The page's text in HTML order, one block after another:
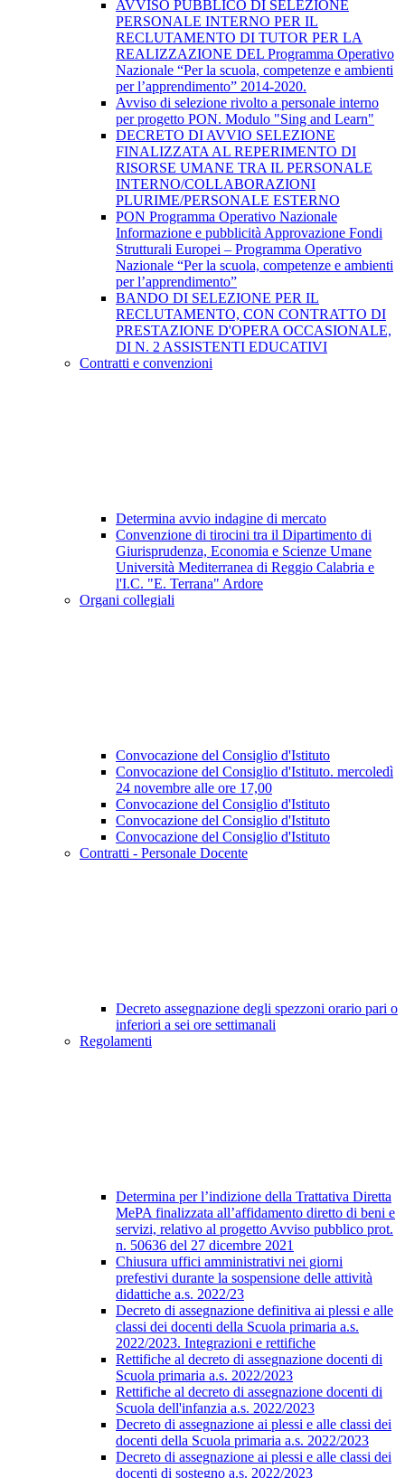
AVVISO PUBBLICO DI SELEZIONE
PERSONALE INTERNO PER IL
RECLUTAMENTO DI TUTOR PER LA
REALIZZAZIONE DEL Programma Operativo
Nazionale “Per la scuola, competenze e ambienti
per l’apprendimento” 2014-2020.
Avviso di selezione rivolto a personale interno
per progetto PON. Modulo "Sing and Learn"
DECRETO DI AVVIO SELEZIONE
FINALIZZATA AL REPERIMENTO DI
RISORSE UMANE TRA IL PERSONALE
INTERNO/COLLABORAZIONI
PLURIME/PERSONALE ESTERNO
PON Programma Operativo Nazionale
Informazione e pubblicità Approvazione Fondi
Strutturali Europei – Programma Operativo
Nazionale “Per la scuola, competenze e ambienti
per l’apprendimento”
BANDO DI SELEZIONE PER IL
RECLUTAMENTO, CON CONTRATTO DI
PRESTAZIONE D'OPERA OCCASIONALE,
DI N. 2 ASSISTENTI EDUCATIVI
Contratti e convenzioni
Determina avvio indagine di mercato
Convenzione di tirocini tra il Dipartimento di
Giurisprudenza, Economia e Scienze Umane
Università Mediterranea di Reggio Calabria e
l'I.C. "E. Terrana" Ardore
Organi collegiali
Convocazione del Consiglio d'Istituto
Convocazione del Consiglio d'Istituto. mercoledì
24 novembre alle ore 17,00
Convocazione del Consiglio d'Istituto
Convocazione del Consiglio d'Istituto
Convocazione del Consiglio d'Istituto
Contratti - Personale Docente
Decreto assegnazione degli spezzoni orario pari o
inferiori a sei ore settimanali
Regolamenti
Determina per l’indizione della Trattativa Diretta
MePA finalizzata all’affidamento diretto di beni e
servizi, relativo al progetto Avviso pubblico prot.
n. 50636 del 27 dicembre 2021
Chiusura uffici amministrativi nei giorni
prefestivi durante la sospensione delle attività
didattiche a.s. 2022/23
Decreto di assegnazione definitiva ai plessi e alle
classi dei docenti della Scuola primaria a.s.
2022/2023. Integrazioni e rettifiche
Rettifiche al decreto di assegnazione docenti di
Scuola primaria a.s. 2022/2023
Rettifiche al decreto di assegnazione docenti di
Scuola dell'infanzia a.s. 2022/2023
Decreto di assegnazione ai plessi e alle classi dei
docenti della Scuola primaria a.s. 2022/2023
Decreto di assegnazione ai plessi e alle classi dei
docenti di sostegno a.s. 2022/2023